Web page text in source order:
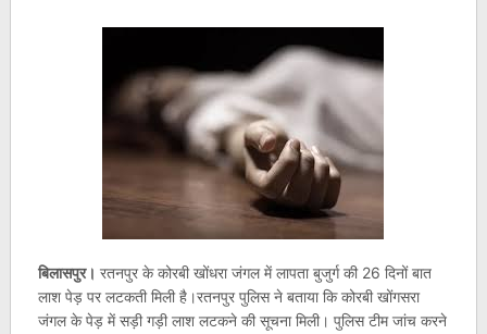
बिलासपुर। रतनपुर के कोरबी खोंधरा जंगल में लापता बुजुर्ग की 26 दिनों बात
लाश पेड़ पर लटकती मिली है।रतनपुर पुलिस ने बताया कि कोरबी खोंगसरा
जंगल के पेड़ में सड़ी गड़ी लाश लटकने की सूचना मिली। पुलिस टीम जांच करने